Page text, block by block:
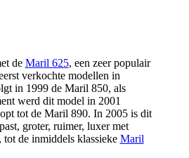
de Maril 625, een zeer populair
verkochte modellen in
in 1999 de Maril 850, als
werd dit model in 2001
tot de Maril 890. In 2005 is dit
groter, ruimer, luxer met
de inmiddels klassieke Maril